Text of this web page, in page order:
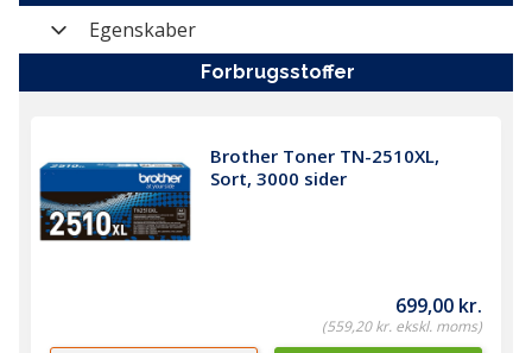
Egenskaber
PR-MFC-L2980DW
Mærke
Brother
Kategori
12,4 kg
forbrugsstoffer
Brother Toner TN-2510XL,
Sort, 3000 sider
699,00 kr.
(559,20 kr. ekskl. moms)